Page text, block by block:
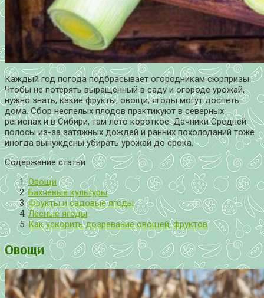
Каждый год погода подбрасывает огородникам сюрпризы.
Чтобы не потерять выращенный в саду и огороде урожай,
нужно знать, какие фрукты, овощи, ягоды могут доспеть
дома. Сбор неспелых плодов практикуют в северных
регионах и в Сибири, там лето короткое. Дачники Средней
полосы из-за затяжных дождей и ранних похолоданий тоже
иногда вынуждены убирать урожай до срока.
Содержание статьи
Овощи
Бахчевые культуры
Фрукты и садовые ягоды
Лесные ягоды
Как ускорить дозревание овощей, фруктов
Овощи